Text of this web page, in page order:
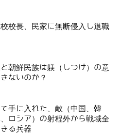
校長、民家に無断侵入し退職
朝鮮民族は躾（しつけ）の意
ないのか？
手に入れた、敵（中国、韓
ロシア）の射程外から戦域全
る兵器